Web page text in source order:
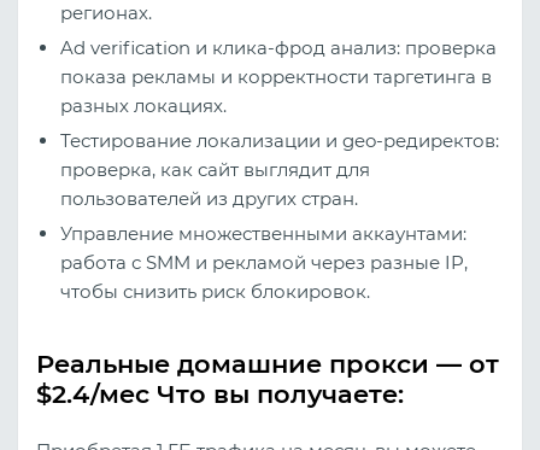
регионах.
Ad verification и клика‑фрод анализ: проверка
показа рекламы и корректности таргетинга в
разных локациях.
Тестирование локализации и geo‑редиректов:
проверка, как сайт выглядит для
пользователей из других стран.
Управление множественными аккаунтами:
работа с SMM и рекламой через разные IP,
чтобы снизить риск блокировок.
Реальные домашние прокси — от
$2.4/мес Что вы получаете: